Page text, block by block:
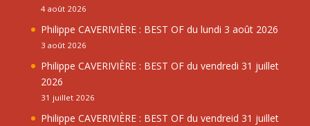
4 août 2026
Philippe CAVERIVIÈRE : BEST OF du lundi 3 août 2026
3 août 2026
Philippe CAVERIVIÈRE : BEST OF du vendredi 31 juillet
2026
31 juillet 2026
Philippe CAVERIVIÈRE : BEST OF du vendreid 31 juillet